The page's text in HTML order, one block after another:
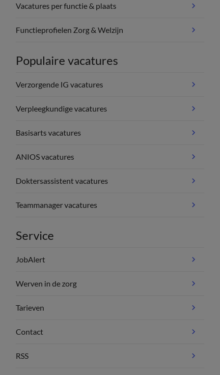
Vacatures per functie & plaats
Functieprofielen Zorg & Welzijn
Populaire vacatures
Verzorgende IG vacatures
Verpleegkundige vacatures
Basisarts vacatures
ANIOS vacatures
Doktersassistent vacatures
Teammanager vacatures
Service
JobAlert
Werven in de zorg
Tarieven
Contact
RSS